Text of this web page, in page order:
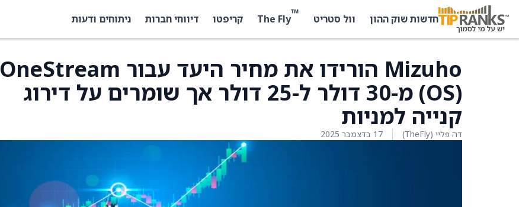
חדשות שוק ההון וול סטריט ™
The Fly קריפטו דיווחי חברות ניתוחים ודעות
Mizuho הורידו את מחיר היעד עבור OneStream
(OS) מ-30 דולר ל-25 דולר אך שומרים על דירוג
קנייה למניות
דה פליי (TheFly) 17 בדצמבר 2025